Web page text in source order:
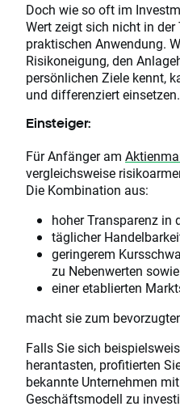
Doch wie so oft im
Wert zeigt sich nicht in der
praktischen Anwendung.
Risikoneigung, den
persönlichen Ziele kennt,
und differenziert einsetzen.
Einsteiger:
Für Anfänger am
vergleichsweise
Die Kombination aus:
hoher Transparenz in
täglicher
geringerem
zu Nebenwerten sowie
einer etablierten
macht sie zum
Falls Sie sich
herantasten, profitierten
bekannte Unternehmen
Geschäftsmodell zu